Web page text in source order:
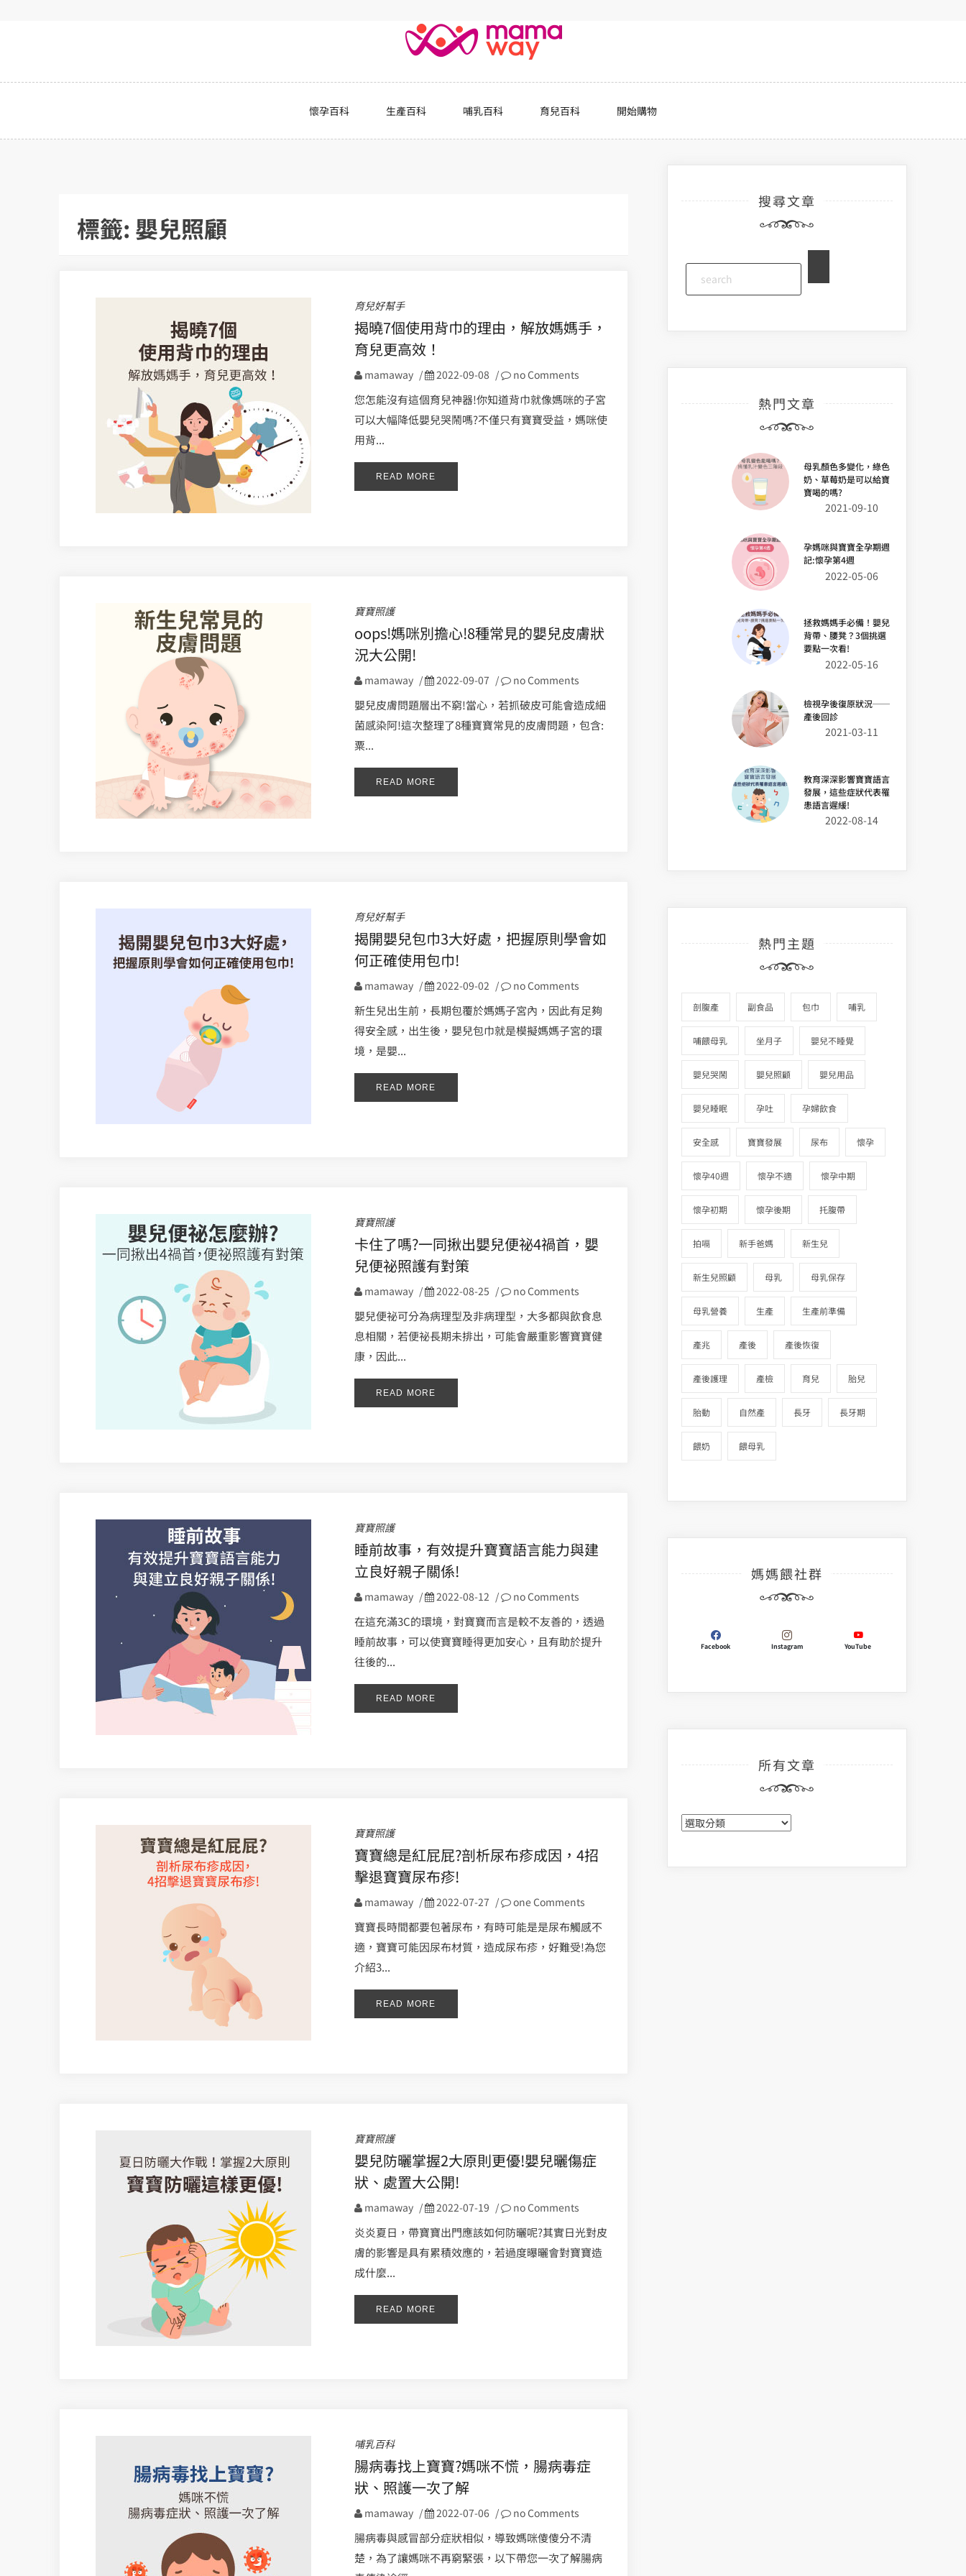
懷孕百科 生產百科 哺乳百科 育兒百科 開始購物
標籤: 嬰兒照顧
育兒好幫手
揭曉7個使用背巾的理由，解放媽媽手，
育兒更高效！
mamaway / 2022-09-08 / no Comments
您怎能沒有這個育兒神器!你知道背巾就像媽咪的子宮
可以大幅降低嬰兒哭鬧嗎?不僅只有寶寶受益，媽咪使
用背...
READ MORE
寶寶照護
oops!媽咪別擔心!8種常見的嬰兒皮膚狀
況大公開!
mamaway / 2022-09-07 / no Comments
嬰兒皮膚問題層出不窮!當心，若抓破皮可能會造成細
菌感染阿!這次整理了8種寶寶常見的皮膚問題，包含:
粟...
READ MORE
育兒好幫手
揭開嬰兒包巾3大好處，把握原則學會如
何正確使用包巾!
mamaway / 2022-09-02 / no Comments
新生兒出生前，長期包覆於媽媽子宮內，因此有足夠
得安全感，出生後，嬰兒包巾就是模擬媽媽子宮的環
境，是嬰...
READ MORE
寶寶照護
卡住了嗎?一同揪出嬰兒便祕4禍首，嬰
兒便祕照護有對策
mamaway / 2022-08-25 / no Comments
嬰兒便祕可分為病理型及非病理型，大多都與飲食息
息相關，若便祕長期未排出，可能會嚴重影響寶寶健
康，因此...
READ MORE
寶寶照護
睡前故事，有效提升寶寶語言能力與建
立良好親子關係!
mamaway / 2022-08-12 / no Comments
在這充滿3C的環境，對寶寶而言是較不友善的，透過
睡前故事，可以使寶寶睡得更加安心，且有助於提升
往後的...
READ MORE
寶寶照護
寶寶總是紅屁屁?剖析尿布疹成因，4招
擊退寶寶尿布疹!
mamaway / 2022-07-27 / one Comments
寶寶長時間都要包著尿布，有時可能是是尿布觸感不
適，寶寶可能因尿布材質，造成尿布疹，好難受!為您
介紹3...
READ MORE
寶寶照護
嬰兒防曬掌握2大原則更優!嬰兒曬傷症
狀、處置大公開!
mamaway / 2022-07-19 / no Comments
炎炎夏日，帶寶寶出門應該如何防曬呢?其實日光對皮
膚的影響是具有累積效應的，若過度曝曬會對寶寶造
成什麼...
READ MORE
哺乳百科
腸病毒找上寶寶?媽咪不慌，腸病毒症
狀、照護一次了解
mamaway / 2022-07-06 / no Comments
腸病毒與感冒部分症狀相似，導致媽咪傻傻分不清
楚，為了讓媽咪不再窮緊張，以下帶您一次了解腸病
搜尋文章
熱門文章
母乳顏色多變化，綠色
奶、草莓奶是可以給寶
寶喝的嗎?
2021-09-10
孕媽咪與寶寶全孕期週
記:懷孕第4週
2022-05-06
拯救媽媽手必備！嬰兒
背帶、腰凳？3個挑選
要點一次看!
2022-05-16
檢視孕後復原狀況──
產後回診
2021-03-11
教育深深影響寶寶語言
發展，這些症狀代表罹
患語言遲緩!
2022-08-14
熱門主題
剖腹產 副食品 包巾 哺乳
哺餵母乳 坐月子 嬰兒不睡覺
嬰兒哭鬧 嬰兒照顧 嬰兒用品
嬰兒睡眠 孕吐 孕婦飲食
安全感 寶寶發展 尿布 懷孕
懷孕40週 懷孕不適 懷孕中期
懷孕初期 懷孕後期 托腹帶
拍嗝 新手爸媽 新生兒
新生兒照顧 母乳 母乳保存
母乳營養 生產 生產前準備
產兆 產後 產後恢復
產後護理 產檢 育兒 胎兒
胎動 自然產 長牙 長牙期
餵奶 餵母乳
媽媽餵社群
Facebook Instagram YouTube
所有文章
所
有
章